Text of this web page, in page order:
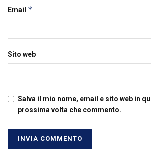
Email *
Sito web
Salva il mio nome, email e sito web in
prossima volta che commento.